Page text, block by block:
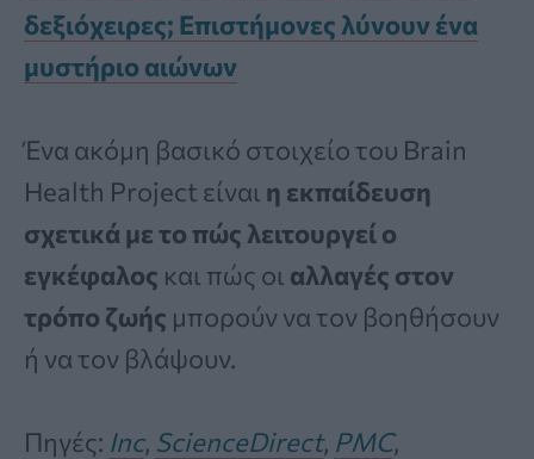
δεξιόχειρες; Επιστήμονες λύνουν ένα
μυστήριο αιώνων
Ένα ακόμη βασικό στοιχείο του Brain
Health Project είναι η εκπαίδευση
σχετικά με το πώς λειτουργεί ο
εγκέφαλος και πώς οι αλλαγές στον
τρόπο ζωής μπορούν να τον βοηθήσουν
ή να τον βλάψουν.
Πηγές: Inc, ScienceDirect, PMC,